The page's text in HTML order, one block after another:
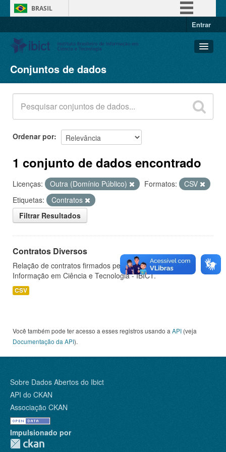
BRASIL
Entrar
Conjuntos de dados
Organizações
Grupos
Sobre
Conjuntos de dados
Ordenar por
1 conjunto de dados encontrado
Licenças: Outra (Domínio Público) Formatos:
CSV
Etiquetas:
Contratos
Filtrar Resultados
Contratos Diversos
Relação de contratos firmados pelo Instituto Brasileiro de
Informação em Ciência e Tecnologia - IBICT.
CSV
Você também pode ter acesso a esses registros usando a API (veja
Documentação da API).
Sobre Dados Abertos do Ibict
API do CKAN
Associação CKAN
Impulsionado por